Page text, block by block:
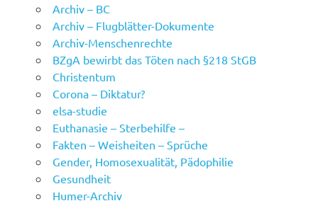
Archiv – BC
Archiv – Flugblätter-Dokumente
Archiv-Menschenrechte
BZgA bewirbt das Töten nach §218 StGB
Christentum
Corona – Diktatur?
elsa-studie
Euthanasie – Sterbehilfe –
Fakten – Weisheiten – Sprüche
Gender, Homosexualität, Pädophilie
Gesundheit
Humer-Archiv